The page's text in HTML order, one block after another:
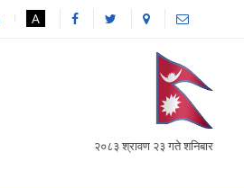
A
२०८३ श्रावण २३ गते शनिबार